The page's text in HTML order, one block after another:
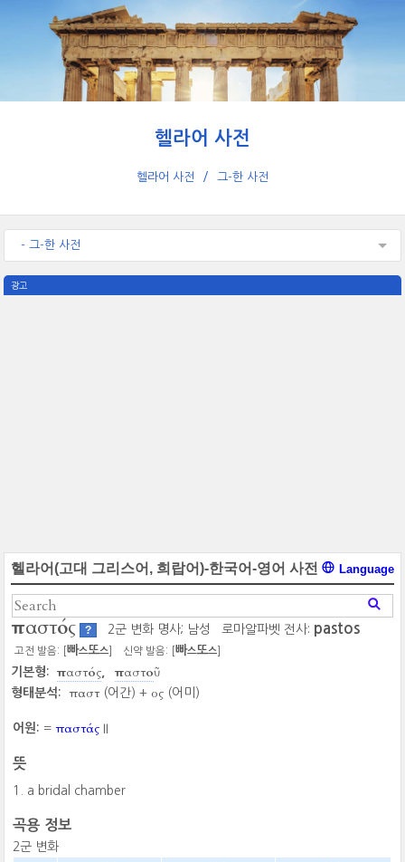
헬라어 사전
헬라어 사전 그-한 사전
- 그-한 사전
광고
헬라어(고대 그리스어, 희랍어)-한국어-영어 사전 Language
παστός ? 2군 변화 명사; 남성 로마알파벳 전사: pastos
고전 발음: [빠스또스 신약 발음: [빠스또스
기본형: παστός παστοῦ
형태분석: παστ (어간) + ος (어미)
어원: =παστάς II
뜻
a bridal chamber
곡용 정보
2군 변화